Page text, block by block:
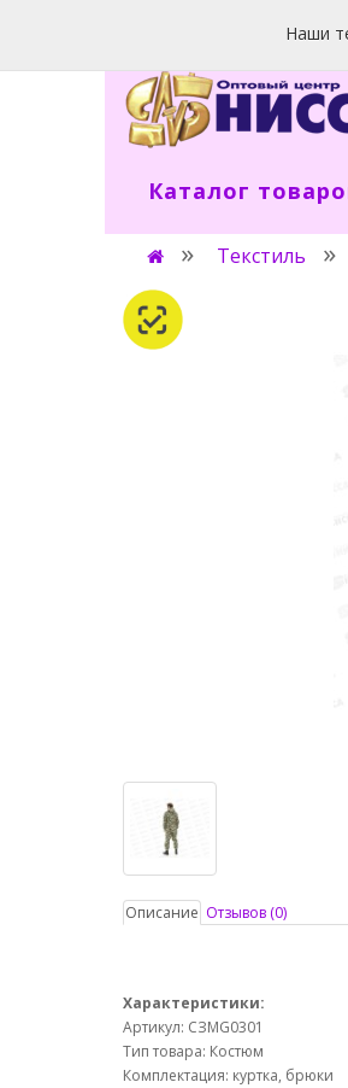
Наши
Каталог
Текстиль
Описание Отзывов (0)
Характеристики:
Артикул: СЗМG0301
Тип товара: Костюм
Комплектация: куртка, брюки